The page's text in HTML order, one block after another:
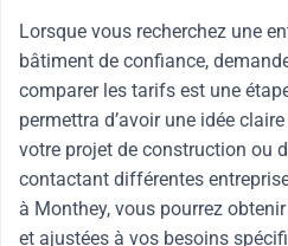
Lorsque vous recherchez une
bâtiment de confiance,
comparer les tarifs est une
permettra d’avoir une idée
votre projet de construction ou
contactant différentes
à Monthey, vous pourrez
et ajustées à vos besoins